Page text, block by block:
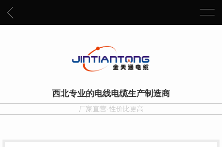
西北专业的电线电缆生产制造商
厂家直营·性价比更高